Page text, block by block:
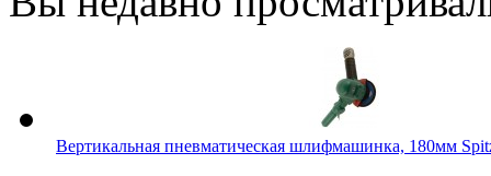
Вертикальная пневматическая шлифмашинка, 180мм